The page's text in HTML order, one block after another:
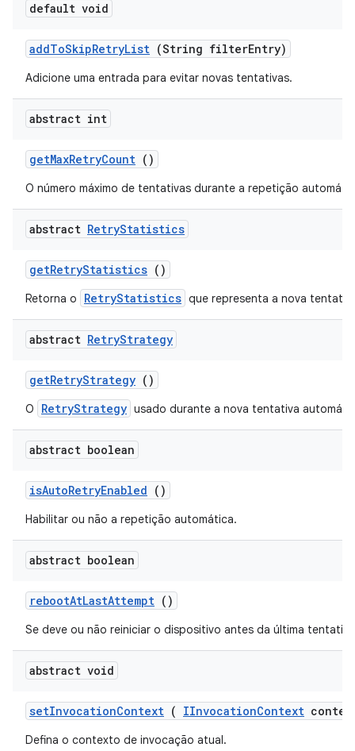
default void
addToSkipRetryList (String filterEntry)
Adicione uma entrada para evitar novas tentativas.
abstract int
getMaxRetryCount ()
O número máximo de tentativas durante a repetição
abstract RetryStatistics
getRetryStatistics ()
Retorna o RetryStatistics que representa a nova
abstract RetryStrategy
getRetryStrategy ()
O RetryStrategy usado durante a nova tentativa
abstract boolean
isAutoRetryEnabled ()
Habilitar ou não a repetição automática.
abstract boolean
rebootAtLastAttempt ()
Se deve ou não reiniciar o dispositivo antes da última
abstract void
setInvocationContext ( IInvocationContext
Defina o contexto de invocação atual.